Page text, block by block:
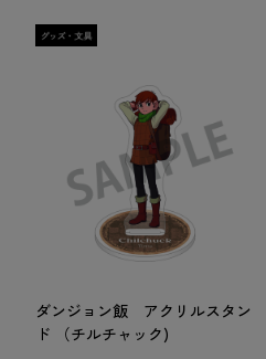
ダンジョン飯 アクリルスタン
ド （チルチャック)